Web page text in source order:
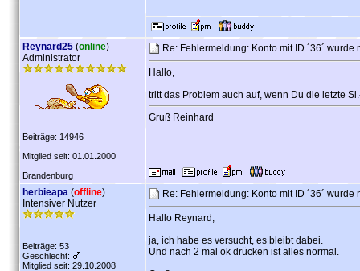
Reynard25 (online)
Administrator
Beiträge: 14946
Mitglied seit: 01.01.2000
Brandenburg
Re: Fehlermeldung: Konto mit ID ´36´
Hallo,
tritt das Problem auch auf, wenn Du die letzte
Gruß Reinhard
herbieapa (offline)
Intensiver Nutzer
Beiträge: 53
Geschlecht:
Mitglied seit: 29.10.2008
Re: Fehlermeldung: Konto mit ID ´36´
Hallo Reynard,
ja, ich habe es versucht, es bleibt dabei.
Und nach 2 mal ok drücken ist alles normal.